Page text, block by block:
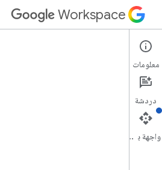
Workspace
Google Docs
نظرة عامة
معلومات
دردشة
واجهة برمجة التطبيقات